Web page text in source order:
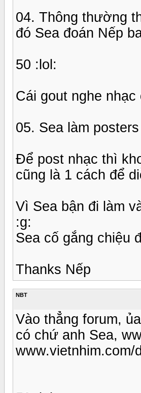
04. Thông thường
đó Sea đoán Nếp
50 :lol:
Cái gout nghe
05. Sea làm
Để post nhạc thì
cũng là 1 cách để
Vì Sea bận đi làm
:g:
Sea cố gắng chiệu
Thanks Nếp
NBT
Vào thẳng forum,
có chứ anh Sea,
www.vietnhim.com/